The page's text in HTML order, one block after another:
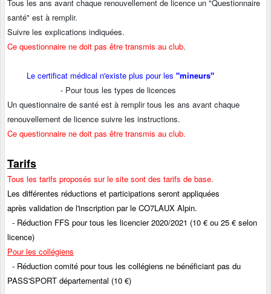
Tous les ans avant chaque renouvellement de licence un "Questionnaire
santé" est à remplir.
Suivre les explications indiquées.
Ce questionnaire ne doit pas être transmis au club.
Le certificat médical n'existe plus pour les "mineurs"
- Pour tous les types de licences
Un questionnaire de santé est à remplir tous les ans avant chaque
renouvellement de licence suivre les instructions.
Ce questionnaire ne doit pas être transmis au club.
Tarifs
Tous les tarifs proposés sur le site sont des tarifs de base.
Les différentes réductions et participations seront appliquées
après validation de l'inscription par le CO7LAUX Alpin.
- Réduction FFS pour tous les licencier 2020/2021 (10 € ou 25 € selon
licence)
Pour les collégiens
- Réduction comité pour tous les collégiens ne bénéficiant pas du
PASS'SPORT départemental (10 €)